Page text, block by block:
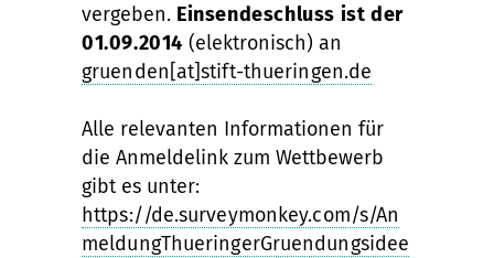
vergeben. Einsendeschluss ist der
01.09.2014 (elektronisch) an
gruenden[at]stift-thueringen.de
Alle relevanten Informationen für
die Anmeldelink zum Wettbewerb
gibt es unter:
https://de.surveymonkey.com/s/An
meldungThueringerGruendungsidee